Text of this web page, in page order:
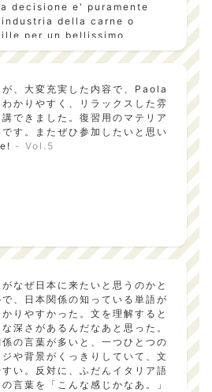
decisione e' puramente
della carne o
per un bellissimo
e divertente! - Vol.6
、大変充実した内容で、Paola
かりやすく、リラックスした雰
できました。復習用のマテリア
す。またぜひ参加したいと思い
- Vol.5
なぜ日本に来たいと思うのかと
、日本関係の知っている単語が
りやすかった。文を理解すると
深さがあるんだなあと思った。
の言葉が多いと、一つひとつの
や背景がくっきりしていて、文
い。反対に、ふだんイタリア語
言葉を「こんな感じかなあ。」